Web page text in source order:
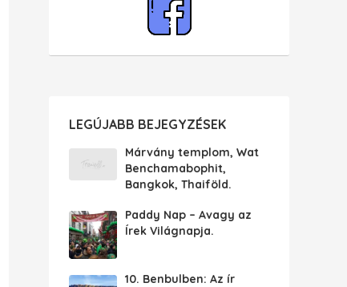
LEGÚJABB BEJEGYZÉSEK
Márvány templom, Wat
Benchamabophit,
Bangkok, Thaiföld.
Paddy Nap – Avagy az
Írek Világnapja.
10. Benbulben: Az ír